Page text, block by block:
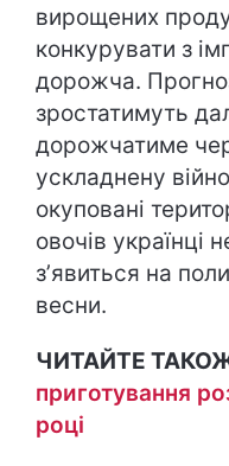
вирощених
конкурувати з
дорожча.
зростатимуть
дорожчатиме
ускладнену
окуповані
овочів українці
зʼявиться на
весни.
ЧИТАЙТЕ
приготування
році